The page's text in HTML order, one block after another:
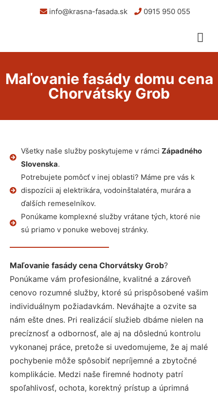
info@krasna-fasada.sk 0915 950 055
Maľovanie fasády domu cena
Chorvátsky Grob
Všetky naše služby poskytujeme v rámci Západného
Slovenska.
Potrebujete pomôcť v inej oblasti? Máme pre vás k
dispozícii aj elektrikára, vodoinštalatéra, murára a
ďalších remeselníkov.
Ponúkame komplexné služby vrátane tých, ktoré nie
sú priamo v ponuke webovej stránky.
Maľovanie fasády cena Chorvátsky Grob?
Ponúkame vám profesionálne, kvalitné a zároveň
cenovo rozumné služby, ktoré sú prispôsobené vašim
individuálnym požiadavkám. Neváhajte a ozvite sa
nám ešte dnes. Pri realizácií služieb dbáme nielen na
precíznosť a odbornosť, ale aj na dôslednú kontrolu
vykonanej práce, pretože si uvedomujeme, že aj malé
pochybenie môže spôsobiť nepríjemné a zbytočné
komplikácie. Medzi naše firemné hodnoty patrí
spoľahlivosť, ochota, korektný prístup a úprimná